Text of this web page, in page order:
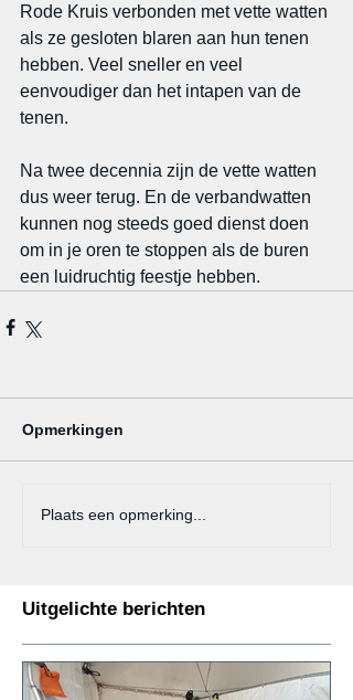
Rode Kruis verbonden met vette watten
als ze gesloten blaren aan hun tenen
hebben. Veel sneller en veel
eenvoudiger dan het intapen van de
tenen.
Na twee decennia zijn de vette watten
dus weer terug. En de verbandwatten
kunnen nog steeds goed dienst doen
om in je oren te stoppen als de buren
een luidruchtig feestje hebben.
Opmerkingen
Plaats een opmerking...
Uitgelichte berichten